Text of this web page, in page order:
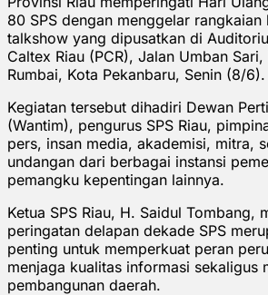
80 SPS dengan menggelar rangkaian
talkshow yang dipusatkan di
Caltex Riau (PCR), Jalan Umban
Rumbai, Kota Pekanbaru, Senin (8/6).
Kegiatan tersebut dihadiri Dewan
(Wantim), pengurus SPS Riau,
pers, insan media, akademisi, mitra,
undangan dari berbagai instansi
pemangku kepentingan lainnya.
Ketua SPS Riau, H. Saidul Tombang,
peringatan delapan dekade SPS
penting untuk memperkuat peran
menjaga kualitas informasi sekaligus
pembangunan daerah.